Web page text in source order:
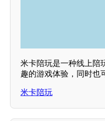
米卡陪玩是一种线上陪
趣的游戏体验，同时也
米卡陪玩